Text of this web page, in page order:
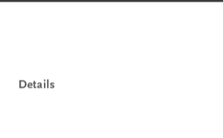
Details